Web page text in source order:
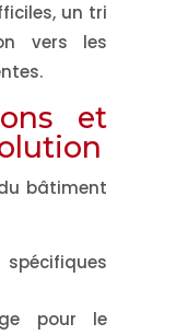
un tri
vers les
et
bâtiment
spécifiques
pour le